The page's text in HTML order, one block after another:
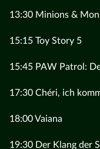
13:30 Minions &
15:15 Toy Story 5
15:45 PAW Patrol:
17:30 Chéri, ich
18:00 Vaiana
19:30 Der Klang der